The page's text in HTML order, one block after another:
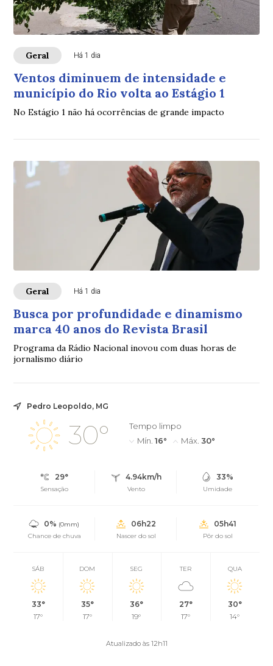
Geral Há 1 dia
Ventos diminuem de intensidade e
município do Rio volta ao Estágio 1
No Estágio 1 não há ocorrências de grande impacto
Geral Há 1 dia
Busca por profundidade e dinamismo
marca 40 anos do Revista Brasil
Programa da Rádio Nacional inovou com duas horas de
jornalismo diário
Pedro Leopoldo, MG
30°
Tempo limpo
Mín. 16° Máx. 30°
29°
Sensação
4.94km/h
Vento
33%
Umidade
0% (0mm)
Chance de chuva
06h22
Nascer do sol
05h41
Pôr do sol
SÁB
33°
17°
DOM
35°
17°
SEG
36°
19°
TER
27°
17°
QUA
30°
14°
Atualizado às 12h11